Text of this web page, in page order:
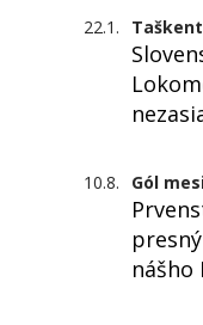
22.1.
10.8. Gól